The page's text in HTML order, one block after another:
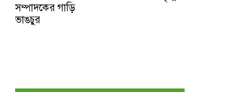
সম্পাদকের গাড়ি
ভাঙচুর